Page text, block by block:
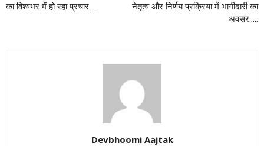
का विश्वभर में हो रहा प्रचार….
नेतृत्व और निर्णय प्रक्रिया में भागीदारी का
अवसर…..
Devbhoomi Aajtak